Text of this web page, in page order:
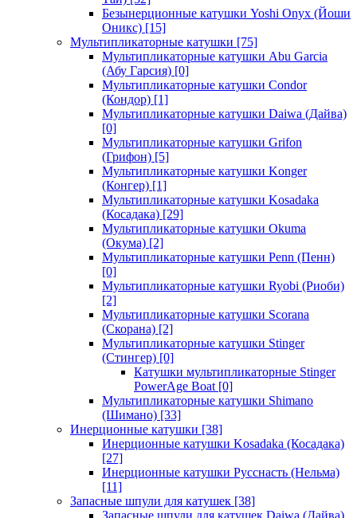
Безынерционные катушки Yoshi Onyx (Йоши
Оникс) [15]
Мультипликаторные катушки [75]
Мультипликаторные катушки Abu Garcia
(Абу Гарсия) [0]
Мультипликаторные катушки Condor
(Кондор) [1]
Мультипликаторные катушки Daiwa (Дайва)
[0]
Мультипликаторные катушки Grifon
(Грифон) [5]
Мультипликаторные катушки Konger
(Конгер) [1]
Мультипликаторные катушки Kosadaka
(Косадака) [29]
Мультипликаторные катушки Okuma
(Окума) [2]
Мультипликаторные катушки Penn (Пенн)
[0]
Мультипликаторные катушки Ryobi (Риоби)
[2]
Мультипликаторные катушки Scorana
(Скорана) [2]
Мультипликаторные катушки Stinger
(Стингер) [0]
Катушки мультипликаторные Stinger
PowerAge Boat [0]
Мультипликаторные катушки Shimano
(Шимано) [33]
Инерционные катушки [38]
Инерционные катушки Kosadaka (Косадака)
[27]
Инерционные катушки Русснасть (Нельма)
[11]
Запасные шпули для катушек [38]